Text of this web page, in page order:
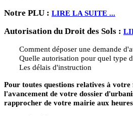
Notre PLU : LIRE LA SUITE ...
Autorisation du Droit des Sols :
Comment déposer une demande
Quelle autorisation pour quel type
Les délais d'instruction
Pour toutes questions relatives à
l'avancement de votre dossier
rapprocher de votre mairie aux